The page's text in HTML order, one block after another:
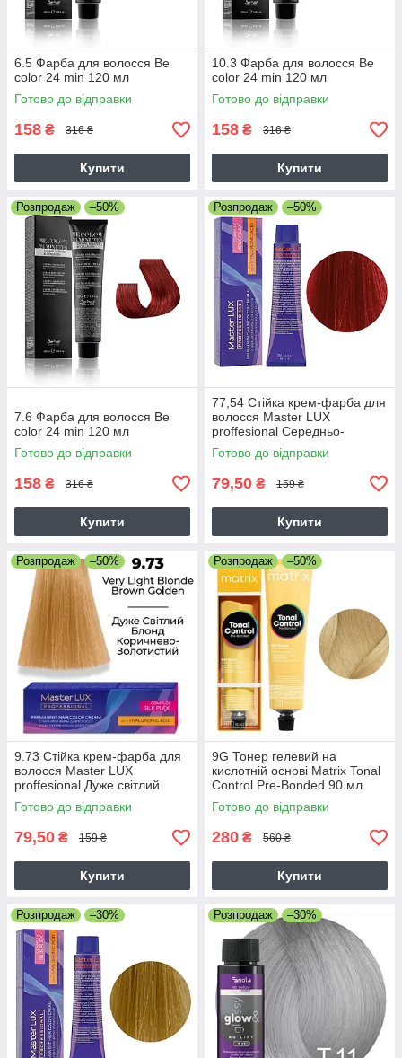
6.5 Фарба для волосся Be
color 24 min 120 мл
Готово до відправки
158 ₴ 316 ₴
Купити
10.3 Фарба для волосся Be
color 24 min 120 мл
Готово до відправки
158 ₴ 316 ₴
Купити
Розпродаж –50%
7.6 Фарба для волосся Be
color 24 min 120 мл
Готово до відправки
158 ₴ 316 ₴
Купити
Розпродаж –50%
77,54 Стійка крем-фарба для
волосся Master LUX
proffesional Середньо-
русявий яскравий червоно-
мідний 60 мл
Готово до відправки
79,50 ₴ 159 ₴
Купити
Розпродаж –50%
9.73 Стійка крем-фарба для
волосся Master LUX
proffesional Дуже світлий
блонд коричнево-золотистий
60 мл
Готово до відправки
79,50 ₴ 159 ₴
Купити
Розпродаж –50%
9G Тонер гелевий на
кислотній основі Matrix Tonal
Control Pre-Bonded 90 мл
Готово до відправки
280 ₴ 560 ₴
Купити
Розпродаж –30% Розпродаж –30%